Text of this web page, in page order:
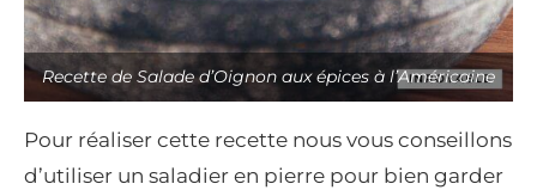
Recette de Salade d’Oignon aux épices à l’Américaine
Pour réaliser cette recette nous vous conseillons
d’utiliser un saladier en pierre pour bien garder